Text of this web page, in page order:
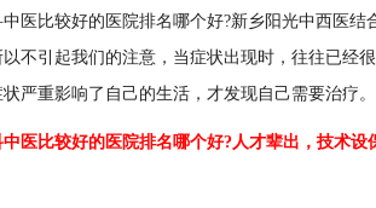
比较好的医院排名哪个好?新乡阳光中西医结
不引起我们的注意，当症状出现时，往往已经
严重影响了自己的生活，才发现自己需要治疗。
比较好的医院排名哪个好?人才辈出，技术设